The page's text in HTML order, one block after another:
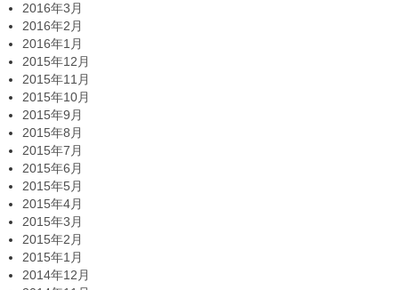
2016年3月
2016年2月
2016年1月
2015年12月
2015年11月
2015年10月
2015年9月
2015年8月
2015年7月
2015年6月
2015年5月
2015年4月
2015年3月
2015年2月
2015年1月
2014年12月